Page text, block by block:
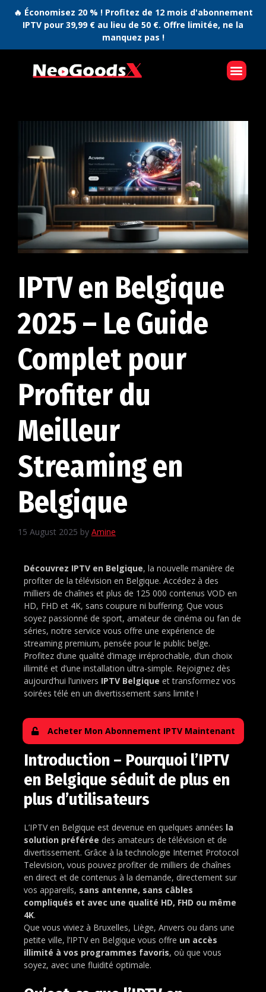
🔥 Économisez 20 % ! Profitez de 12 mois d'abonnement
IPTV pour 39,99 € au lieu de 50 €. Offre limitée, ne la
manquez pas !
IPTV en Belgique
2025 – Le Guide
Complet pour
Profiter du
Meilleur
Streaming en
Belgique
15 August 2025 by Amine
Découvrez IPTV en Belgique, la nouvelle manière de
profiter de la télévision en Belgique. Accédez à des
milliers de chaînes et plus de 125 000 contenus VOD en
HD, FHD et 4K, sans coupure ni buffering. Que vous
soyez passionné de sport, amateur de cinéma ou fan de
séries, notre service vous offre une expérience de
streaming premium, pensée pour le public belge.
Profitez d’une qualité d’image irréprochable, d’un choix
illimité et d’une installation ultra-simple. Rejoignez dès
aujourd’hui l’univers IPTV Belgique et transformez vos
soirées télé en un divertissement sans limite !
Acheter Mon Abonnement IPTV Maintenant
Introduction – Pourquoi l’IPTV
en Belgique séduit de plus en
plus d’utilisateurs
L’IPTV en Belgique est devenue en quelques années la
solution préférée des amateurs de télévision et de
divertissement. Grâce à la technologie Internet Protocol
Television, vous pouvez profiter de milliers de chaînes
en direct et de contenus à la demande, directement sur
vos appareils, sans antenne, sans câbles
compliqués et avec une qualité HD, FHD ou même
4K.
Que vous viviez à Bruxelles, Liège, Anvers ou dans une
petite ville, l’IPTV en Belgique vous offre un accès
illimité à vos programmes favoris, où que vous
soyez, avec une fluidité optimale.